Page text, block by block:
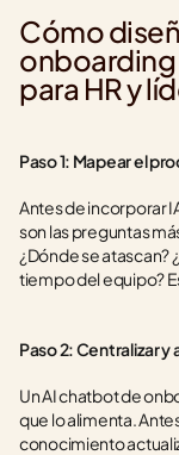
Cómo
onboarding
para HR y
Paso 1: Mapear el
Antes de incorporar
son las preguntas
¿Dónde se atascan?
tiempo del equipo?
Paso 2: Centralizar
Un AI chatbot de
que lo alimenta.
conocimiento